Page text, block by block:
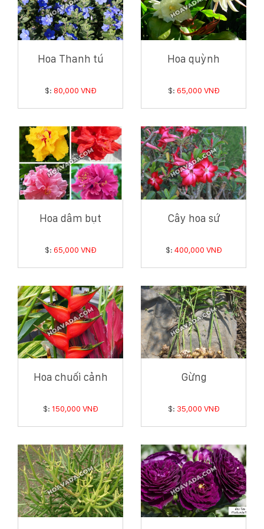
Hoa Thanh tú
$: 80,000 VNĐ
Hoa quỳnh
$: 65,000 VNĐ
Hoa dâm bụt
$: 65,000 VNĐ
Cây hoa sứ
$: 400,000 VNĐ
Hoa chuối cảnh
$: 150,000 VNĐ
Gừng
$: 35,000 VNĐ